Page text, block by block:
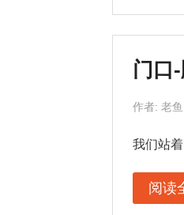
门口
作者: 老鱼
我们站
阅读